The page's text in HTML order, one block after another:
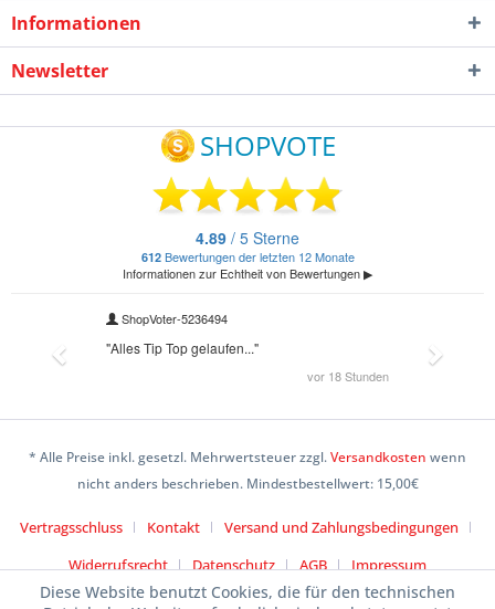
Informationen
Newsletter
* Alle Preise inkl. gesetzl. Mehrwertsteuer zzgl.Versandkosten wenn
nicht anders beschrieben. Mindestbestellwert: 15,00€
Vertragsschluss Kontakt
Versand und Zahlungsbedingungen
Widerrufsrecht
Datenschutz AGB Impressum
Diese Website benutzt Cookies, die für den technischen